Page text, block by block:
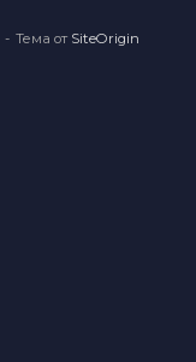
Тема от SiteOrigin